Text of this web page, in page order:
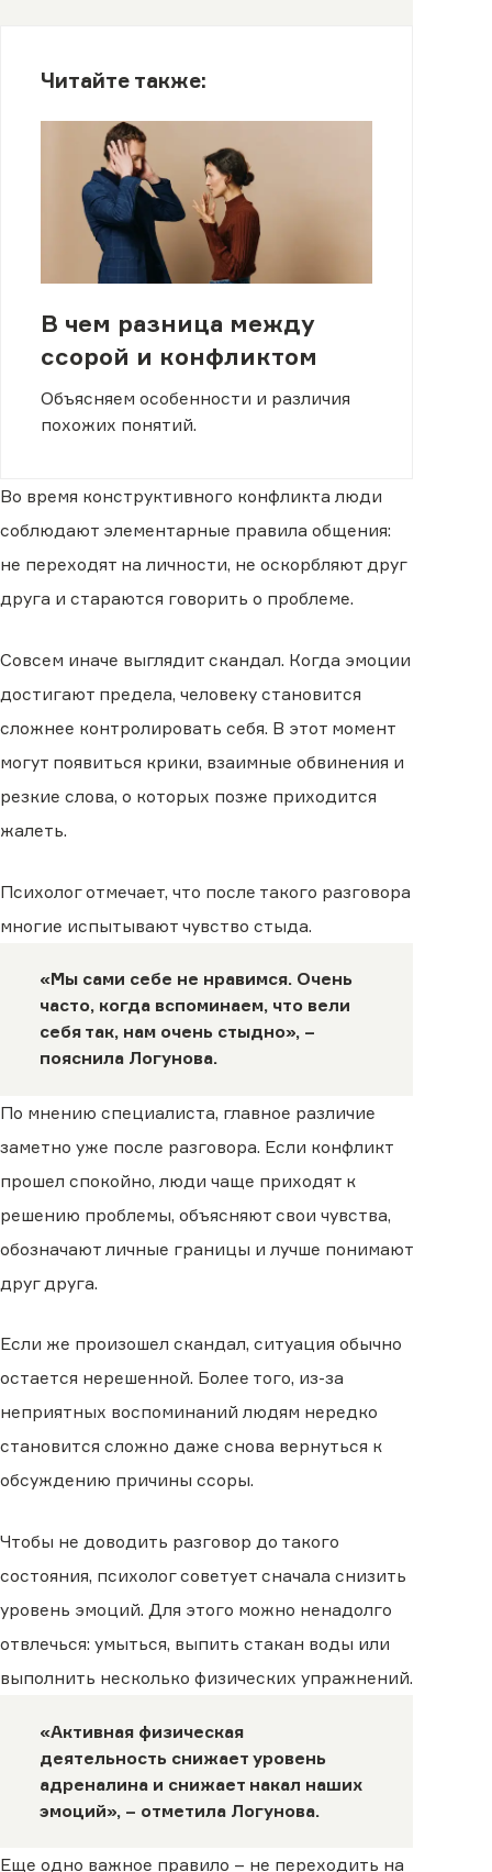
Читайте также:
В чем разница между
ссорой и конфликтом
Объясняем особенности и различия
похожих понятий.
Во время конструктивного конфликта люди
соблюдают элементарные правила общения:
не переходят на личности, не оскорбляют друг
друга и стараются говорить о проблеме.
Совсем иначе выглядит скандал. Когда эмоции
достигают предела, человеку становится
сложнее контролировать себя. В этот момент
могут появиться крики, взаимные обвинения и
резкие слова, о которых позже приходится
жалеть.
Психолог отмечает, что после такого разговора
многие испытывают чувство стыда.
«Мы сами себе не нравимся. Очень
часто, когда вспоминаем, что вели
себя так, нам очень стыдно», –
пояснила Логунова.
По мнению специалиста, главное различие
заметно уже после разговора. Если конфликт
прошел спокойно, люди чаще приходят к
решению проблемы, объясняют свои чувства,
обозначают личные границы и лучше понимают
друг друга.
Если же произошел скандал, ситуация обычно
остается нерешенной. Более того, из-за
неприятных воспоминаний людям нередко
становится сложно даже снова вернуться к
обсуждению причины ссоры.
Чтобы не доводить разговор до такого
состояния, психолог советует сначала снизить
уровень эмоций. Для этого можно ненадолго
отвлечься: умыться, выпить стакан воды или
выполнить несколько физических упражнений.
«Активная физическая
деятельность снижает уровень
адреналина и снижает накал наших
эмоций», – отметила Логунова.
Еще одно важное правило – не переходить на